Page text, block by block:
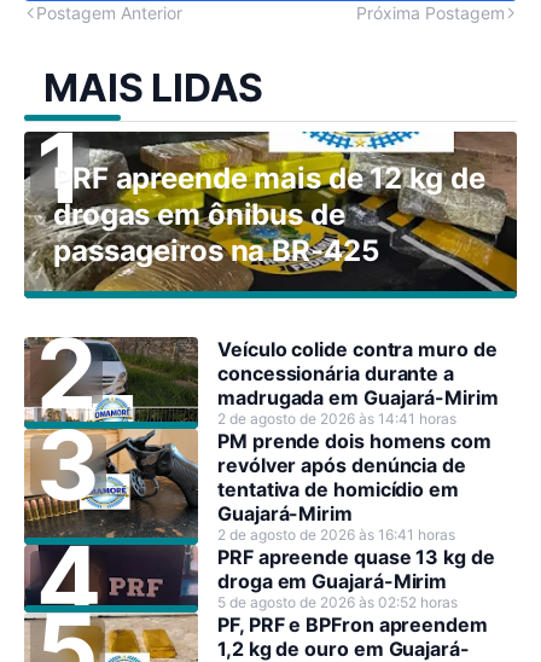
Postagem Anterior Próxima Postagem
MAIS LIDAS
PRF apreende mais de 12 kg de
drogas em ônibus de
passageiros na BR-425
Veículo colide contra muro de
concessionária durante a
madrugada em Guajará-Mirim
2 de agosto de 2026 às 14:41 horas
PM prende dois homens com
revólver após denúncia de
tentativa de homicídio em
Guajará-Mirim
2 de agosto de 2026 às 16:41 horas
PRF apreende quase 13 kg de
droga em Guajará-Mirim
5 de agosto de 2026 às 02:52 horas
PF, PRF e BPFron apreendem
1,2 kg de ouro em Guajará-